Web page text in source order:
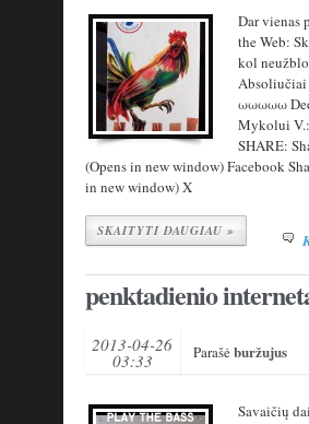
Dar vienas
the Web:
kol
ωωωωω
Mykolui
SHARE:
(Opens in new window) Facebook
in new window) X
SKAITYTI DAUGIAU »
penktadienio
2013-04-26
03:33 Parašėburžujus
Savaičių